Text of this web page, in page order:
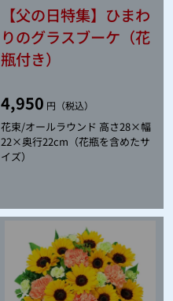
【父の日特集】ひまわ
りのグラスブーケ（花
瓶付き）
4,950 円（税込）
花束/オールラウンド 高さ28×幅
22×奥行22cm（花瓶を含めたサ
イズ）